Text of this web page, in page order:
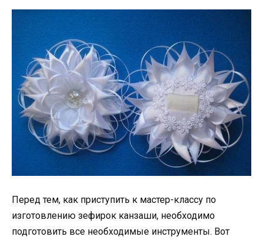
Перед тем, как приступить к мастер-классу по
изготовлению зефирок канзаши, необходимо
подготовить все необходимые инструменты. Вот